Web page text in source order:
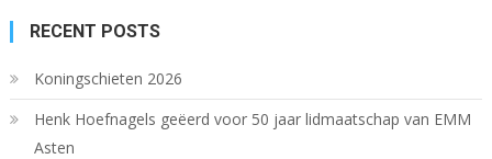
RECENT POSTS
Koningschieten 2026
Henk Hoefnagels geëerd voor 50 jaar lidmaatschap van EMM
Asten